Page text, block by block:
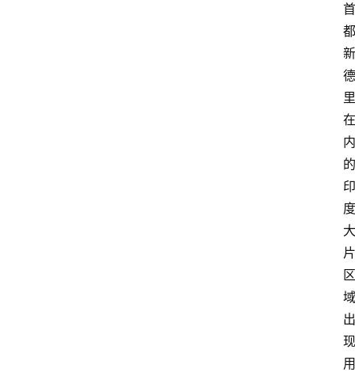
首
都
新
德
里
在
内
的
印
度
大
片
区
域
出
现
用